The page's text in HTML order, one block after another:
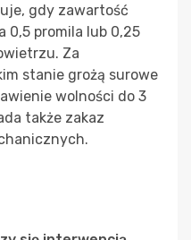
gdy zawartość
0,5 promila lub 0,25
Za
stanie grożą surowe
wolności do 3
także zakaz